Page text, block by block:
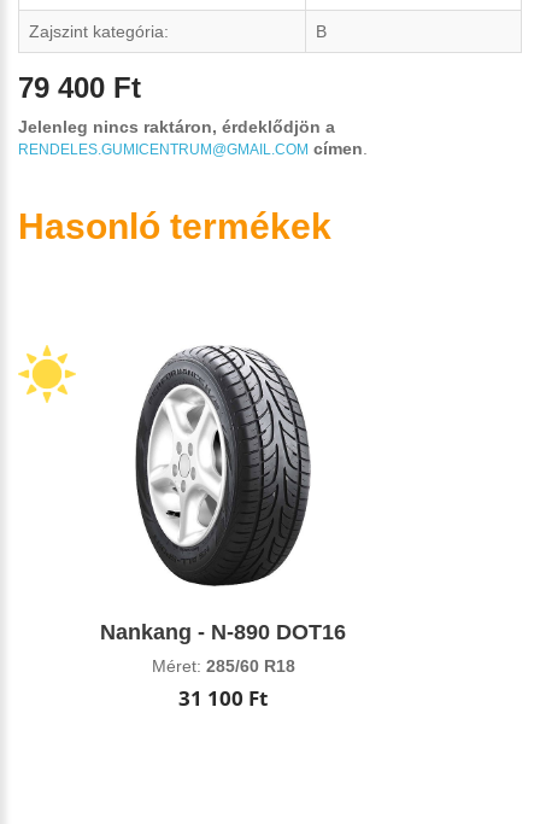
Zajszint kategória: B
79 400 Ft
Jelenleg nincs raktáron, érdeklődjön a
RENDELES.GUMICENTRUM@GMAIL.COM címen
Hasonló termékek
Nankang - N-890 DOT16
Méret: 285/60 R18
31 100 Ft